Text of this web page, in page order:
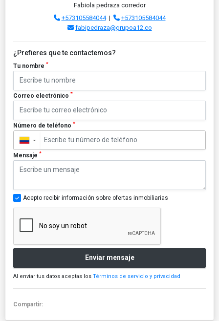
Fabiola pedraza corredor
+573105584044|
+573105584044
fabipedraza@grupoa12.co
¿Prefieres que te contactemos?
Tu nombre *
Correo electrónico *
Número de teléfono *
▼
Mensaje *
Acepto recibir información sobre ofertas inmobiliarias
Enviar mensaje
Al enviar tus datos aceptas los Términos de servicio y privacidad
Compartir: